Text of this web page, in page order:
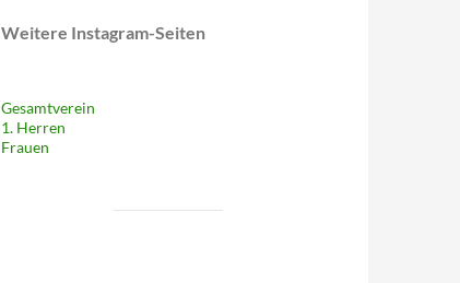
Weitere Instagram-Seiten
Gesamtverein
1. Herren
Frauen